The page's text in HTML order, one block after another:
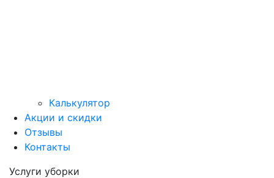
Калькулятор
Акции и скидки
Отзывы
Контакты
Услуги уборки